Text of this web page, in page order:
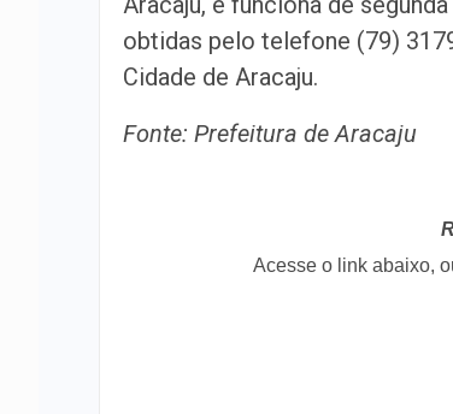
obtidas pelo telefone (79)
Cidade de Aracaju.
Fonte: Prefeitura de Aracaju
Acesse o link abaixo,